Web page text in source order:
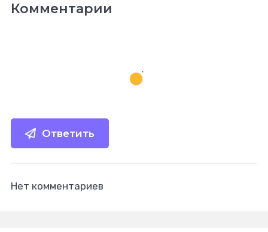
Комментарии
Ответить
Нет комментариев